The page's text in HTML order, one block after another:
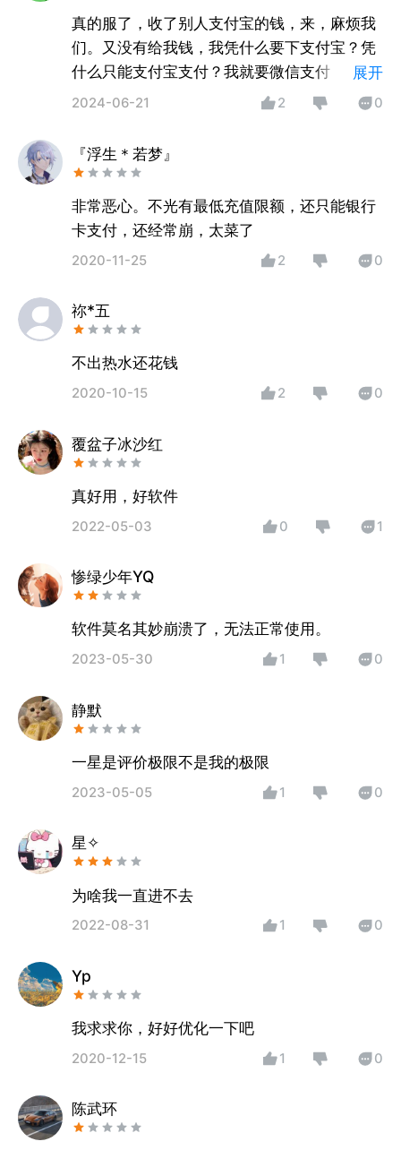
真的服了，收了别人支付宝的钱，来，麻烦我
们。又没有给我钱，我凭什么要下支付宝？凭
什么只能支付宝支付？我就要微信支付 ，没有
微信支付，我也不下支付宝🤢🤢🤢🤢🤢🤢🤮🤮
展开
2024-06-21 2 0
『浮生＊若梦』
非常恶心。不光有最低充值限额，还只能银行
卡支付，还经常崩，太菜了
2020-11-25 2 0
祢*五
不出热水还花钱
2020-10-15 2 0
覆盆子冰沙红
真好用，好软件
2022-05-03 0 1
惨绿少年YQ
软件莫名其妙崩溃了，无法正常使用。
2023-05-30 1 0
静默
一星是评价极限不是我的极限
2023-05-05 1 0
星✧
为啥我一直进不去
2022-08-31 1 0
Yp
我求求你，好好优化一下吧
2020-12-15 1 0
陈武环